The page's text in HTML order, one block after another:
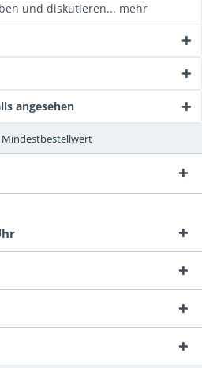
und diskutieren... mehr
angesehen
Mindestbestellwert